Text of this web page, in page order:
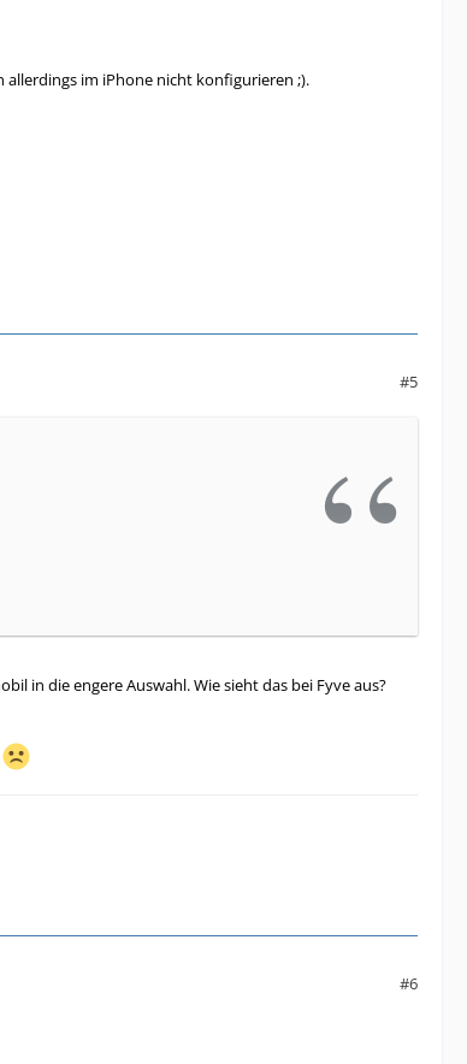
allerdings im iPhone nicht konfigurieren ;).
#5
allerdings im iPhone nicht
in die engere Auswahl. Wie sieht das bei Fyve aus?
#6